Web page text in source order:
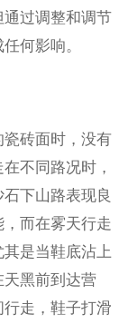
过调整和调节
何影响。
砖面时，没有
不同路况时，
下山路表现良
而在雾天行走
是当鞋底沾上
黑前到达营
走，鞋子打滑